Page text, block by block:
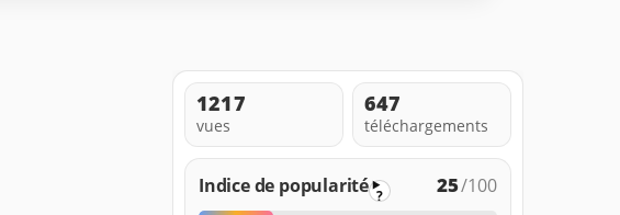
1217
vues
647
téléchargements
Indice de popularité ? 25/100